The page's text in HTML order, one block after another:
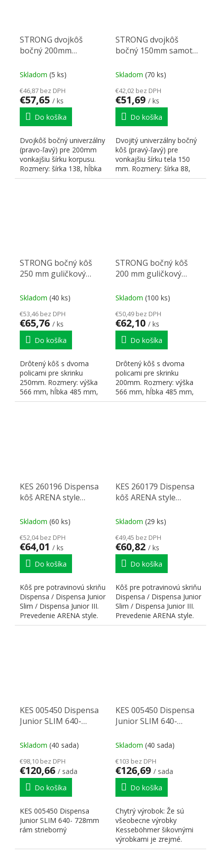
STRONG dvojkôš
bočný 200mm
Skladom (5 ks)
€46,87 bez DPH
€57,65 / ks
Do košíka
Dvojkôš bočný univerzálny
(pravo-ľavý) pre 200mm
vonkajšiu šírku korpusu.
Rozmery: šírka 138, hĺbka
475, výška 470mm....
STRONG dvojkôš
bočný 150mm samotný
Skladom (70 ks)
€42,02 bez DPH
€51,69 / ks
Do košíka
Dvojitý univerzálny bočný
kôš (pravý-ľavý) pre
vonkajšiu šírku tela 150
mm. Rozmery: šírka 88,
hĺbka 475, výška 470...
STRONG bočný kôš
250 mm guličkový
Skladom (40 ks)
€53,46 bez DPH
€65,76 / ks
Do košíka
Drôtený kôš s dvoma
policami pre skrinku
250mm. Rozmery: výška
566 mm, hĺbka 485 mm,
šírka 205 mm
STRONG bočný kôš
200 mm guličkový
Skladom (100 ks)
€50,49 bez DPH
€62,10 / ks
Do košíka
Drôtený kôš s dvoma
policami pre skrinku
200mm. Rozmery: výška
566 mm, hĺbka 485 mm,
šírka 155 mm
KES 260196 Dispensa
kôš ARENA style
dno/reling chrom
Skladom (60 ks)
€52,04 bez DPH
€64,01 / ks
Do košíka
Kôš pre potravinovú skriňu
Dispensa / Dispensa Junior
Slim / Dispensa Junior III.
Prevedenie ARENA style.
Reling z...
KES 260179 Dispensa
kôš ARENA style
dno/reling chrom
Skladom (29 ks)
€49,45 bez DPH
€60,82 / ks
Do košíka
Kôš pre potravinovú skriňu
Dispensa / Dispensa Junior
Slim / Dispensa Junior III.
Prevedenie ARENA style.
Reling z...
KES 005450 Dispensa
Junior SLIM 640-
Skladom (40 sada)
€98,10 bez DPH
€120,66 / sada
Do košíka
KES 005450 Dispensa
Junior SLIM 640- 728mm
rám strieborný
KES 005450 Dispensa
Junior SLIM 640-
Skladom (40 sada)
€103 bez DPH
€126,69 / sada
Do košíka
Chytrý výrobok: Že sú
všeobecne výrobky
Kesseböhmer šikovnými
výrobkami je zrejmé.
Premyslené s pridanou